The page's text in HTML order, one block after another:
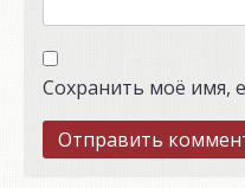
Сохранить моё имя,